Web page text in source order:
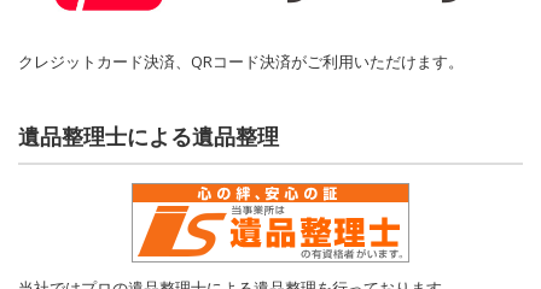
クレジットカード決済、QRコード決済がご利用いただけます。
遺品整理士による遺品整理